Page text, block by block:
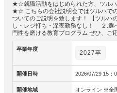
★☆就職活動をはじめられた方、ツル
★☆ こちらの会社説明会ではツルハで
ついてのご説明を致します！ 【ツル
し・レジ打ち・深夜勤務なし！ ２.
門性を磨ける教育プログラム ぜひ、ご
卒業年度
2027卒
開催日時 2026/07/29 15：
開催地域 オンライン ※全